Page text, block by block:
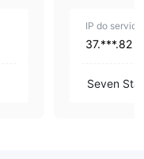
IP do
37.***.82
Seven